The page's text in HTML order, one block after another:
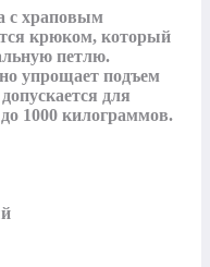
с храповым
крюком, который
петлю.
упрощает подъем
для
1000 килограммов.